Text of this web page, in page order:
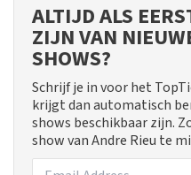
ALTIJD ALS
ZIJN VAN
SHOWS?
Schrijf je in voor het
krijgt dan automatisch
shows beschikbaar zijn.
show van Andre Rieu te